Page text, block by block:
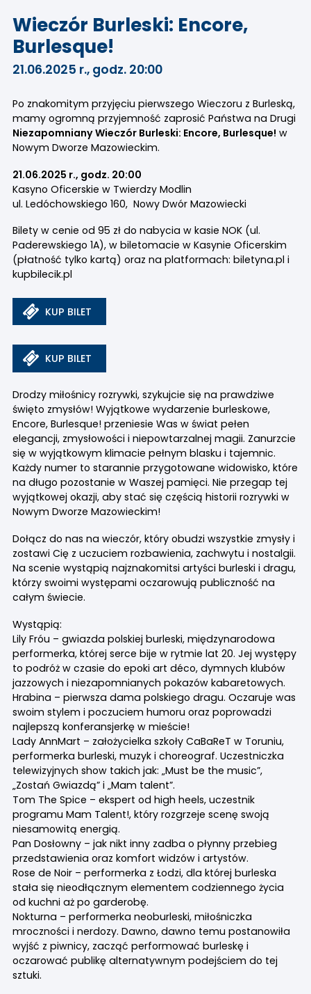
Wieczór Burleski: Encore,
Burlesque!
21.06.2025 r., godz. 20:00
Po znakomitym przyjęciu pierwszego Wieczoru z Burleską,
mamy ogromną przyjemność zaprosić Państwa na Drugi
Niezapomniany Wieczór Burleski: Encore, Burlesque! w
Nowym Dworze Mazowieckim.
21.06.2025 r., godz. 20:00
Kasyno Oficerskie w Twierdzy Modlin
ul. Ledóchowskiego 160, Nowy Dwór Mazowiecki
Bilety w cenie od 95 zł do nabycia w kasie NOK (ul.
Paderewskiego 1A), w biletomacie w Kasynie Oficerskim
(płatność tylko kartą) oraz na platformach: biletyna.pl i
kupbilecik.pl
KUP BILET
KUP BILET
Drodzy miłośnicy rozrywki, szykujcie się na prawdziwe
święto zmysłów! Wyjątkowe wydarzenie burleskowe,
Encore, Burlesque! przeniesie Was w świat pełen
elegancji, zmysłowości i niepowtarzalnej magii. Zanurzcie
się w wyjątkowym klimacie pełnym blasku i tajemnic.
Każdy numer to starannie przygotowane widowisko, które
na długo pozostanie w Waszej pamięci. Nie przegap tej
wyjątkowej okazji, aby stać się częścią historii rozrywki w
Nowym Dworze Mazowieckim!
Dołącz do nas na wieczór, który obudzi wszystkie zmysły i
zostawi Cię z uczuciem rozbawienia, zachwytu i nostalgii.
Na scenie wystąpią najznakomitsi artyści burleski i dragu,
którzy swoimi występami oczarowują publiczność na
całym świecie.
Wystąpią:
Lily Fróu – gwiazda polskiej burleski, międzynarodowa
performerka, której serce bije w rytmie lat 20. Jej występy
to podróż w czasie do epoki art déco, dymnych klubów
jazzowych i niezapomnianych pokazów kabaretowych.
Hrabina – pierwsza dama polskiego dragu. Oczaruje was
swoim stylem i poczuciem humoru oraz poprowadzi
najlepszą konferansjerkę w mieście!
Lady AnnMart – założycielka szkoły CaBaReT w Toruniu,
performerka burleski, muzyk i choreograf. Uczestniczka
telewizyjnych show takich jak: „Must be the music”,
„Zostań Gwiazdą” i „Mam talent”.
Tom The Spice – ekspert od high heels, uczestnik
programu Mam Talent!, który rozgrzeje scenę swoją
niesamowitą energią.
Pan Dosłowny – jak nikt inny zadba o płynny przebieg
przedstawienia oraz komfort widzów i artystów.
Rose de Noir – performerka z Łodzi, dla której burleska
stała się nieodłącznym elementem codziennego życia
od kuchni aż po garderobę.
Nokturna – performerka neoburleski, miłośniczka
mroczności i nerdozy. Dawno, dawno temu postanowiła
wyjść z piwnicy, zacząć performować burleskę i
oczarować publikę alternatywnym podejściem do tej
sztuki.